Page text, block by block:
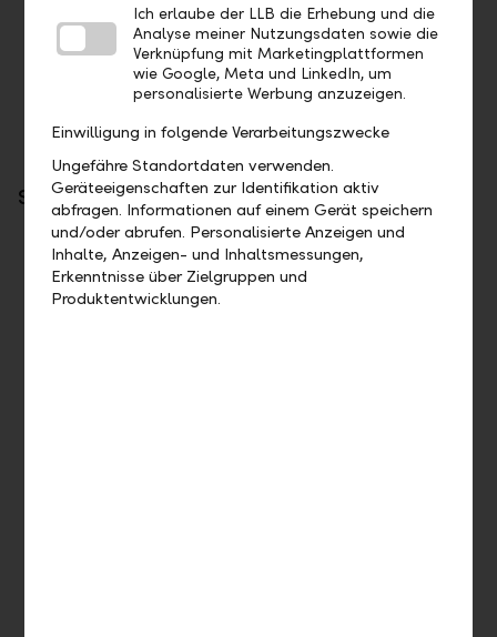
anderen LLB-Publikationen interessiert? Besuchen Sie
unser Downloadcenter.
Zum Downloadcenter
Support
Ich erlaube der LLB die Erhebung und die
Analyse meiner Nutzungsdaten sowie die
Verknüpfung mit Marketingplattformen
wie Google, Meta und LinkedIn, um
personalisierte Werbung anzuzeigen.
Einwilligung in folgende Verarbeitungszwecke
Ungefähre Standortdaten verwenden.
Geräteeigenschaften zur Identifikation aktiv
abfragen. Informationen auf einem Gerät speichern
und/oder abrufen. Personalisierte Anzeigen und
Inhalte, Anzeigen- und Inhaltsmessungen,
Erkenntnisse über Zielgruppen und
Produktentwicklungen.